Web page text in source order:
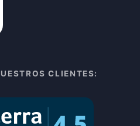
CLIENTES: